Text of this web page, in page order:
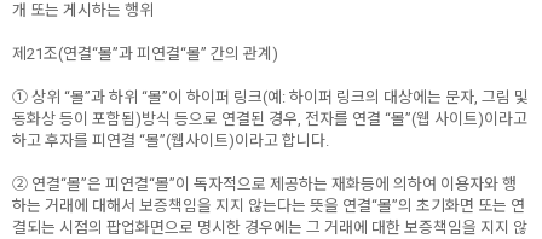
개 또는 게시하는 행위
제21조(연결“몰”과 피연결“몰” 간의 관계)
① 상위 “몰”과 하위 “몰”이 하이퍼 링크(예: 하이퍼 링크의 대상에는 문자, 그림 및
동화상 등이 포함됨)방식 등으로 연결된 경우, 전자를 연결 “몰”(웹 사이트)이라고
하고 후자를 피연결 “몰”(웹사이트)이라고 합니다.
② 연결“몰”은 피연결“몰”이 독자적으로 제공하는 재화등에 의하여 이용자와 행
하는 거래에 대해서 보증책임을 지지 않는다는 뜻을 연결“몰”의 초기화면 또는 연
결되는 시점의 팝업화면으로 명시한 경우에는 그 거래에 대한 보증책임을 지지 않